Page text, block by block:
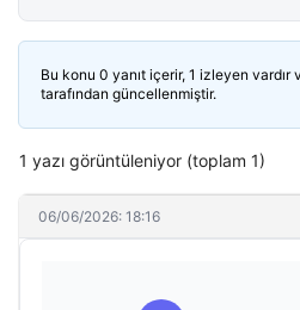
Bu konu 0 yanıt içerir, 1 izleyen vardır
tarafından güncellenmiştir.
1 yazı görüntüleniyor (toplam 1)
06/06/2026: 18:16